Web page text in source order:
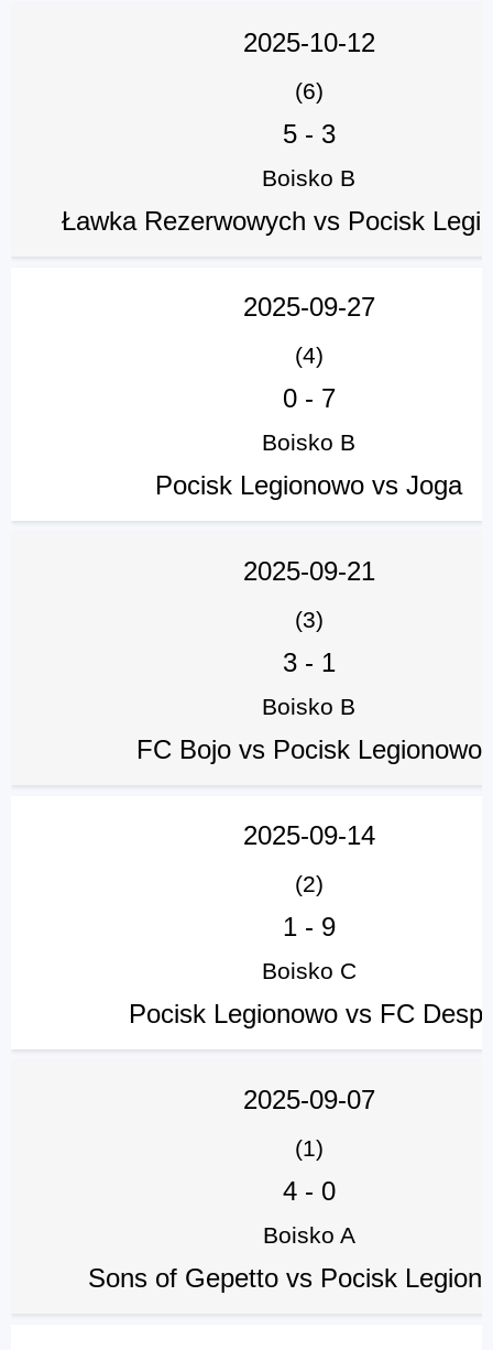
2025-10-12
(6)
5- 3
Boisko B
Ławka Rezerwowych vs Pocisk
2025-09-27
(4)
0- 7
Boisko B
Pocisk Legionowo vs Joga
2025-09-21
(3)
3- 1
Boisko B
FC Bojo vs Pocisk Legionowo
2025-09-14
(2)
1- 9
Boisko C
Pocisk Legionowo vs FC Despi
2025-09-07
(1)
4- 0
Boisko A
Sons of Gepetto vs Pocisk